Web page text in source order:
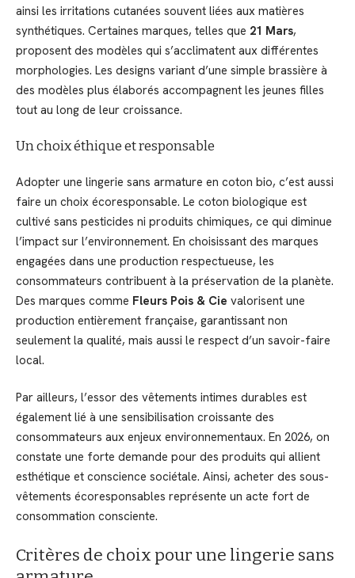
ainsi les irritations cutanées souvent liées aux matières
synthétiques. Certaines marques, telles que 21 Mars,
proposent des modèles qui s’acclimatent aux différentes
morphologies. Les designs variant d’une simple brassière à
des modèles plus élaborés accompagnent les jeunes filles
tout au long de leur croissance.
Un choix éthique et responsable
Adopter une lingerie sans armature en coton bio, c’est aussi
faire un choix écoresponsable. Le coton biologique est
cultivé sans pesticides ni produits chimiques, ce qui diminue
l’impact sur l’environnement. En choisissant des marques
engagées dans une production respectueuse, les
consommateurs contribuent à la préservation de la planète.
Des marques comme Fleurs Pois & Cie valorisent une
production entièrement française, garantissant non
seulement la qualité, mais aussi le respect d’un savoir-faire
local.
Par ailleurs, l’essor des vêtements intimes durables est
également lié à une sensibilisation croissante des
consommateurs aux enjeux environnementaux. En 2026, on
constate une forte demande pour des produits qui allient
esthétique et conscience sociétale. Ainsi, acheter des sous-
vêtements écoresponsables représente un acte fort de
consommation consciente.
Critères de choix pour une lingerie sans